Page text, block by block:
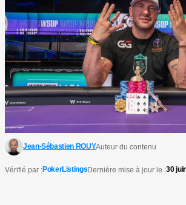
Jean-Sébastien ROUYAuteur du contenu
Vérifié par :PokerListingsDernière mise à jour le :30